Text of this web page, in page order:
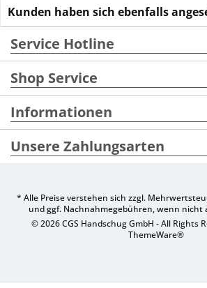
Kunden haben sich ebenfalls
Service Hotline
Shop Service
Informationen
Unsere Zahlungsarten
* Alle Preise verstehen sich zzgl.
und ggf. Nachnahmegebühren, wenn nicht
© 2026 CGS Handschug GmbH - All Rights
ThemeWare®